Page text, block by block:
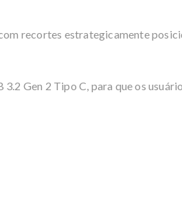
recortes estrategicamente
Gen 2 Tipo C, para que os